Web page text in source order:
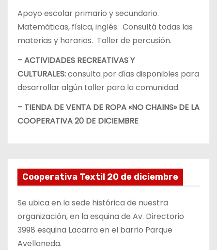
Apoyo escolar primario y secundario.
Matemáticas, física, inglés. Consultá todas las
materias y horarios. Taller de percusión.
– ACTIVIDADES RECREATIVAS Y
CULTURALES:consulta por días disponibles para
desarrollar algún taller para la comunidad.
– TIENDA DE VENTA DE ROPA «NO CHAINS» DE LA
COOPERATIVA 20 DE DICIEMBRE
Cooperativa Textil 20 de diciembre
Se ubica en la sede histórica de nuestra
organización, en la esquina de Av. Directorio
3998 esquina Lacarra en el barrio Parque
Avellaneda.